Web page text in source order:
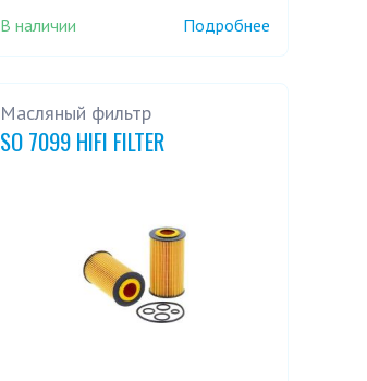
В наличии Подробнее
Масляный фильтр
SO 7099 HIFI FILTER